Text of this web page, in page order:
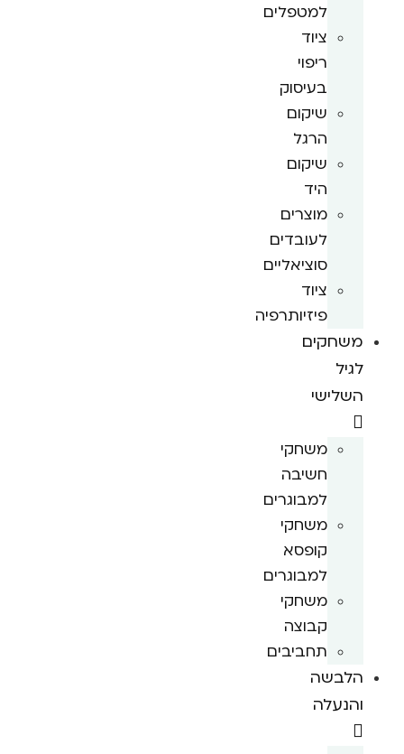
למטפלים
ציוד
ריפוי
בעיסוק
שיקום
הרגל
שיקום
היד
מוצרים
לעובדים
סוציאליים
ציוד
פיזיותרפיה
משחקים
לגיל
השלישי
משחקי
חשיבה
למבוגרים
משחקי
קופסא
למבוגרים
משחקי
קבוצה
תחביבים
הלבשה
והנעלה